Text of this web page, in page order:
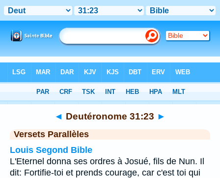
>Chapitre 31 > Verset 23
◄ Deutéronome 31:23 ►
Versets Parallèles
Louis Segond Bible
L'Eternel donna ses ordres à Josué, fils de Nun. Il
dit: Fortifie-toi et prends courage, car c'est toi qui